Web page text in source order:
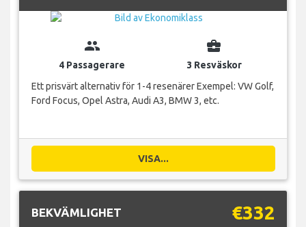
group
4 Passagerare
business_center
3 Resväskor
Ett prisvärt alternativ för 1-4 resenärer Exempel: VW Golf,
Ford Focus, Opel Astra, Audi A3, BMW 3, etc.
VISA...
BEKVÄMLIGHET €332